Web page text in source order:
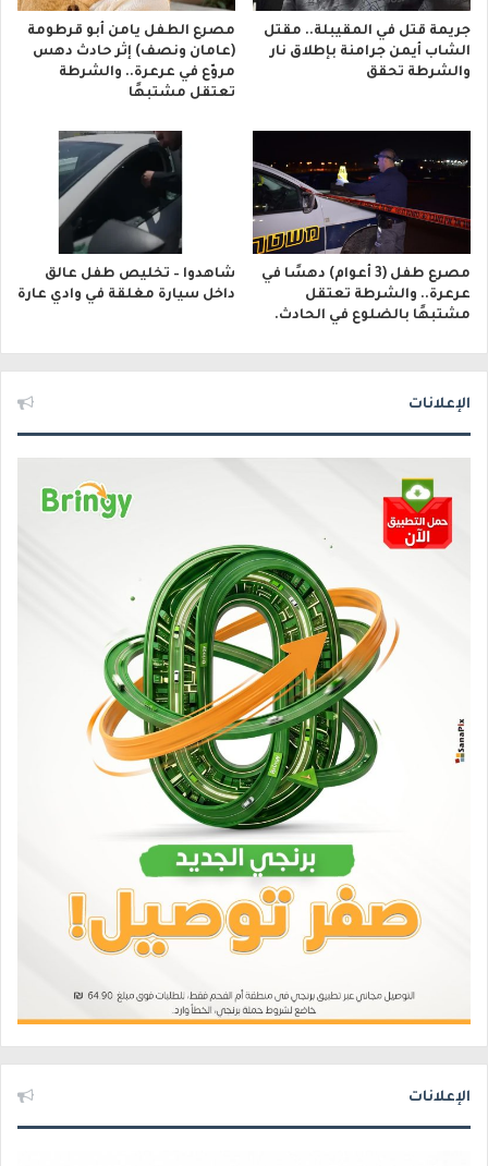
جريمة قتل في المقيبلة.. مقتل
الشاب أيمن جرامنة بإطلاق نار
والشرطة تحقق
مصرع الطفل يامن أبو قرطومة
(عامان ونصف) إثر حادث دهس
مروّع في عرعرة.. والشرطة
تعتقل مشتبهًا
مصرع طفل (3 أعوام) دهسًا في
عرعرة.. والشرطة تعتقل
مشتبهًا بالضلوع في الحادث.
شاهدوا – تخليص طفل عالق
داخل سيارة مغلقة في وادي عارة
الإعلانات
الإعلانات